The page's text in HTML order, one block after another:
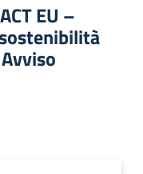
EU –